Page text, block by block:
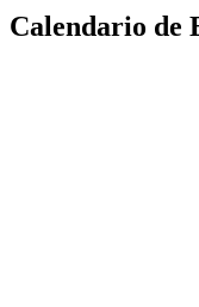
Calendario de